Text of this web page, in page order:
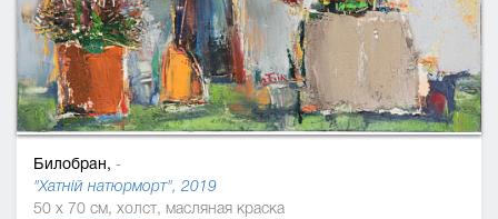
Билобран, -
"Хатній натюрморт", 2019
50 x 70 см, холст, масляная краска